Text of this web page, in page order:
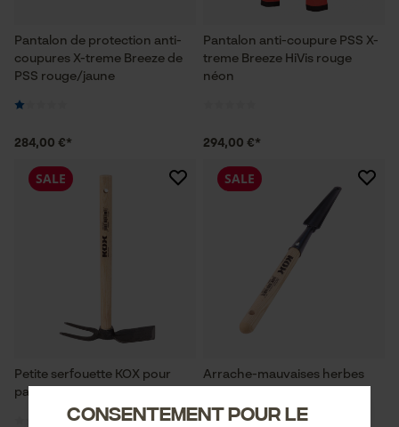
Pantalon de protection anti-
coupures X-treme Breeze de
PSS rouge/jaune
284,00 €*
Pantalon anti-coupure PSS X-
treme Breeze HiVis rouge
néon
294,00 €*
Petite serfouette KOX pour
parterre surélevé
SALE
Arrache-mauvaises herbes
SALE
Consentement pour le